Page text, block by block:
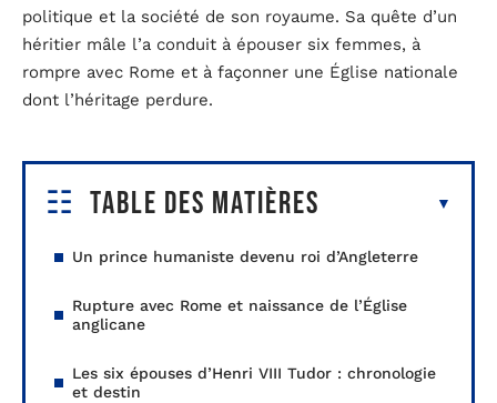
politique et la société de son royaume. Sa quête d’un
héritier mâle l’a conduit à épouser six femmes, à
rompre avec Rome et à façonner une Église nationale
dont l’héritage perdure.
Table des matières
Un prince humaniste devenu roi d’Angleterre
Rupture avec Rome et naissance de l’Église
anglicane
Les six épouses d’Henri VIII Tudor : chronologie
et destin